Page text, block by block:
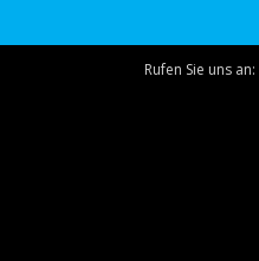
Rufen Sie uns an: